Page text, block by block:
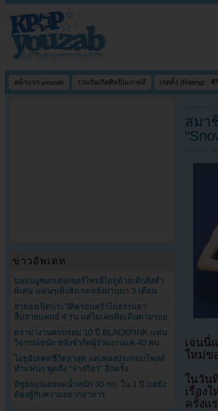
หน้าแรก youzab รวมวันเกิดศิลปินเกาหลี เรตติ้ง (Rating) : ซี
สมา
เจนนี่
ใหม่ข
ในวัน
เรื่อง
ครั้งแ
ข่าวอัพเดท
บยอนอูซอกเคยเซอร์ไพรส์ไอยูด้วยเค้กสั่งทำ
พิเศษ แฟนๆเพิ่งสังเกตหลังผ่านมา 3 เดือน
ฮายองเปิดประวัติครอบครัวไม่ธรรมดา
สืบสายแพทย์ 4 รุ่น แต่ไม่เคยคิดเดินตามรอย
ดราม่างานครบรอบ 10 ปี BLACKPINK แฟน
วิจารณ์หนัก หลังจำกัดผู้ร่วมงานแค่ 40 คน
ไอยูอัปเดตชีวิตล่าสุด แต่เพลงประกอบโพสต์
ทำแฟนๆ พูดถึง “จางกีฮา” อีกครั้ง
อีซูฮยอนเผยลดน้ำหนัก 30 กก. ใน 1 ปี แต่ยัง
ต้องสู้กับความอยากอาหาร